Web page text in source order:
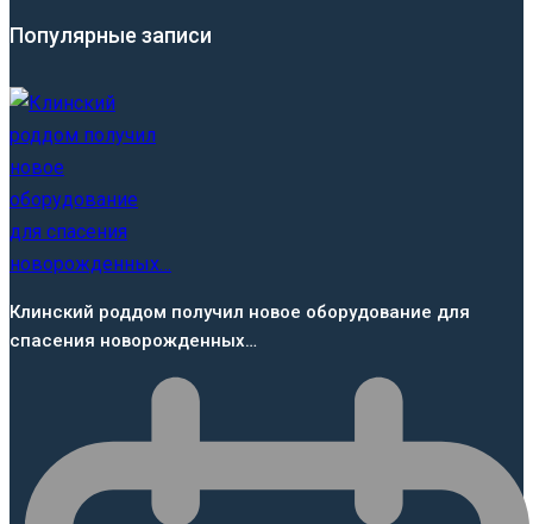
Популярные записи
Клинский роддом получил новое оборудование для
спасения новорожденных…